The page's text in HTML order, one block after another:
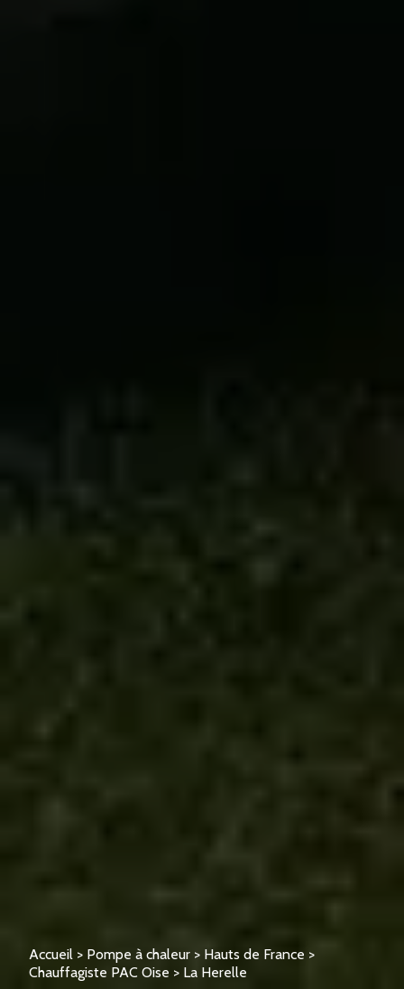
Accueil > Pompe à chaleur > Hauts de France >
Chauffagiste PAC Oise > La Herelle